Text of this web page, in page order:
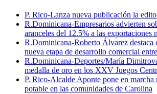
P. Rico-Lanza nueva publicación la
R.Dominicana-Empresarios advierten
aranceles del 12.5% a las exportaciones
R.Dominicana-Roberto Álvarez destaca
nueva etapa de desarrollo comercial
R.Dominicana-Deportes/María
medalla de oro en los XXV Juegos
P. Rico-Alcalde Aponte pone en marcha
potable en las comunidades de Carolina